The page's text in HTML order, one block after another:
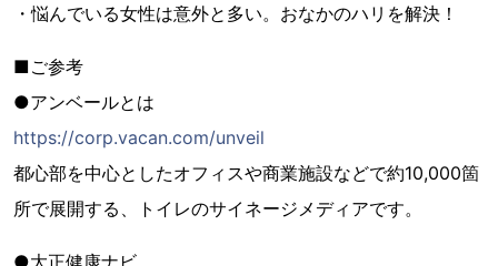
・悩んでいる女性は意外と多い。おなかのハリを解決！
■ご参考
●アンベールとは
https://corp.vacan.com/unveil
都心部を中心としたオフィスや商業施設などで約10,000箇
所で展開する、トイレのサイネージメディアです。
●大正健康ナビ